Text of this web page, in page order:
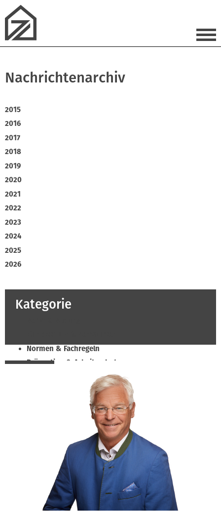
Nachrichtenarchiv
2015
2016
2017
2018
2019
2020
2021
2022
2023
2024
2025
2026
Kategorie
Normen & Fachregeln
Prävention & Arbeitsschutz
Soziales & Tarifpolitik
Verband & Innungen